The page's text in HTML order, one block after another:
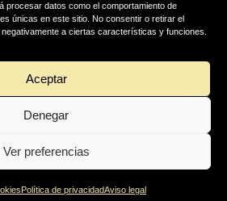
procesar datos como el comportamiento de
únicas en este sitio. No consentir o retirar el
a ciertas características y funciones.
Aceptar
Denegar
Ver preferencias
Política de privacidadAviso legal